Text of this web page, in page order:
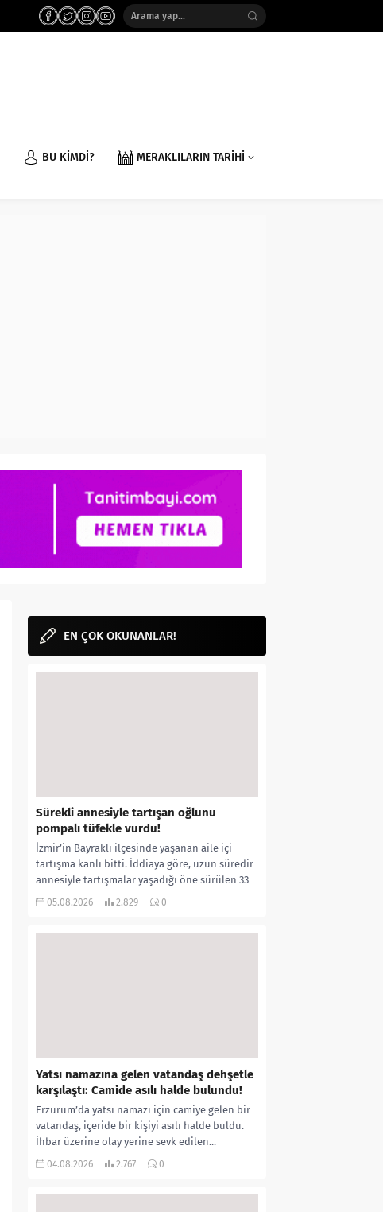
BU KİMDİ? MERAKLILARIN TARİHİ
EN ÇOK OKUNANLAR!
Sürekli annesiyle tartışan oğlunu
pompalı tüfekle vurdu!
İzmir’in Bayraklı ilçesinde yaşanan aile içi
tartışma kanlı bitti. İddiaya göre, uzun süredir
annesiyle tartışmalar yaşadığı öne sürülen 33
yaşındaki...
05.08.2026 2.829 0
Yatsı namazına gelen vatandaş dehşetle
karşılaştı: Camide asılı halde bulundu!
Erzurum’da yatsı namazı için camiye gelen bir
vatandaş, içeride bir kişiyi asılı halde buldu.
İhbar üzerine olay yerine sevk edilen...
04.08.2026 2.767 0